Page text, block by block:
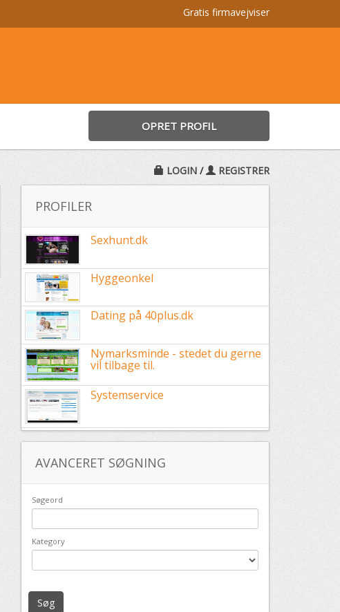
Gratis firmavejviser
OPRET PROFIL
LOGIN / REGISTRER
PROFILER
Sexhunt.dk
Hyggeonkel
Dating på 40plus.dk
Nymarksminde - stedet du gerne
vil tilbage til.
Systemservice
AVANCERET SØGNING
Søgeord
Kategory
Søg